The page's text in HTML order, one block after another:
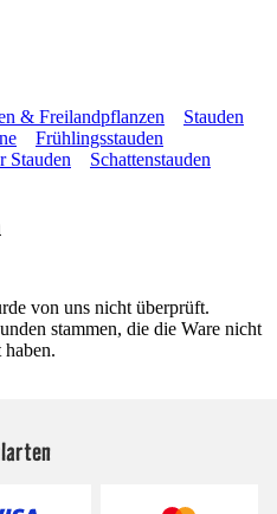
& Freilandpflanzen
Stauden
Frühlingsstauden
Stauden
Schattenstauden
von uns nicht überprüft.
stammen, die die Ware nicht